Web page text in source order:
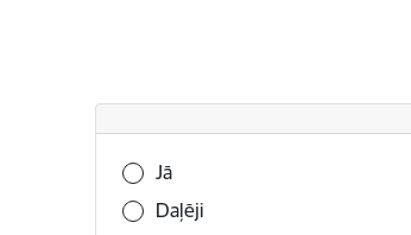
Vai šī informācija bija noderīga?
Jā
Daļēji